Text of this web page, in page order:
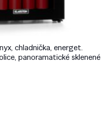
chladnička, energet.
panoramatické sklenené